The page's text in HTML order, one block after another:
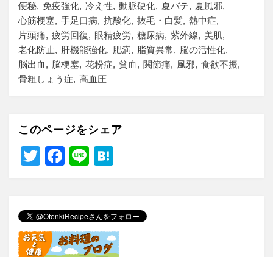
便秘 免疫強化 冷え性 動脈硬化 夏バテ
夏風邪
心筋梗塞 手足口病 抗酸化 抜毛・白髪 熱中症
片頭痛
疲労回復 眼精疲労 糖尿病 紫外線
美肌
老化防止
肝機能強化 肥満 脂質異常
脳の活性化
脳出血
脳梗塞 花粉症 貧血 関節痛 風邪 食欲不振
骨粗しょう症
高血圧
このページをシェア
T
er
F
e
b
Li
n
a